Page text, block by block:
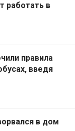
работать в
правила
введя
в дом